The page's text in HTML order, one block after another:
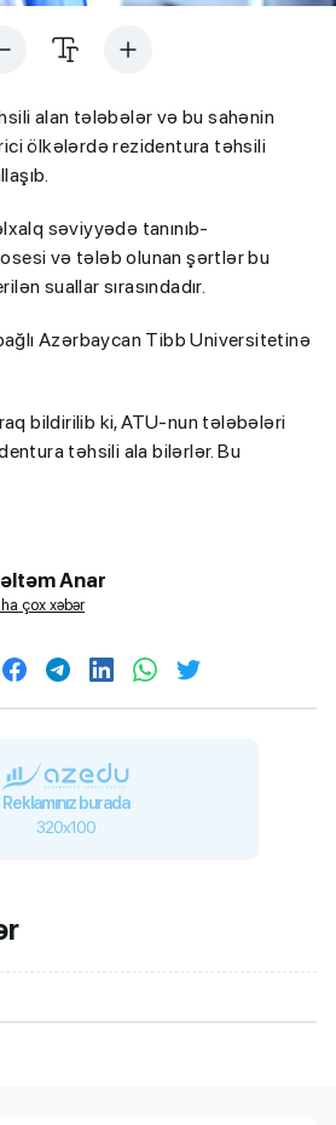
alan tələbələr və bu sahənin
ölkələrdə rezidentura təhsili
səviyyədə tanınıb-
və tələb olunan şərtlər bu
suallar sırasındadır.
Azərbaycan Tibb Universitetinə
bildirilib ki, ATU-nun tələbələri
təhsili ala bilərlər. Bu
Anar
çox xəbər
Reklamınız burada
320x100